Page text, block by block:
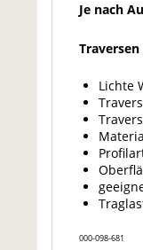
Je nach
Traversen
Lichte
000-098-681